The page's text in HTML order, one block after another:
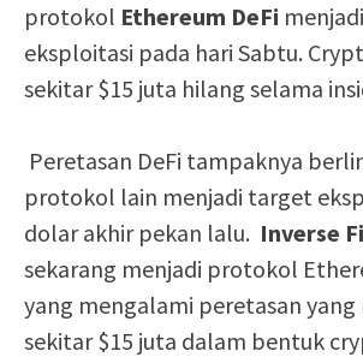
protokol Ethereum DeFi
eksploitasi pada hari Sabtu.
sekitar $15 juta hilang selama
Peretasan DeFi tampaknya
protokol lain menjadi target
dolar akhir pekan lalu. Inverse
sekarang menjadi protokol
yang mengalami peretasan yang
sekitar $15 juta dalam bentuk